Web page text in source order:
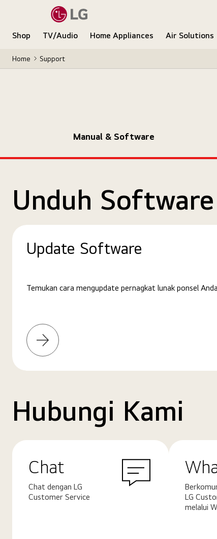
Shop TV/Audio Home Appliances Air Solutions
Home Support
Manual & Software
Unduh
Update Software
Temukan cara mengupdate pernagkat lunak ponsel
Pelajari
selengkapnya
Hubungi Kami
Chat
Chat dengan LG
Customer Service
LG
melalui